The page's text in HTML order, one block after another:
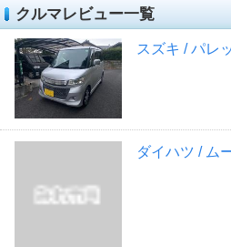
クルマレビュー一覧
スズキ / パレ
ダイハツ / ム